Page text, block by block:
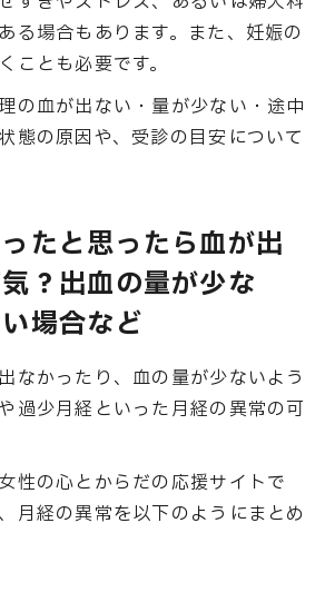
る場合もあります。また、妊娠の
ことも必要です。
の血が出ない・量が少ない・途中
態の原因や、受診の目安について
たと思ったら血が出
？出血の量が少な
場合など
なかったり、血の量が少ないよう
過少月経といった月経の異常の可
性の心とからだの応援サイトで
月経の異常を以下のようにまとめ